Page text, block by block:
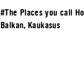
#The Places you call
Balkan, Kaukasus